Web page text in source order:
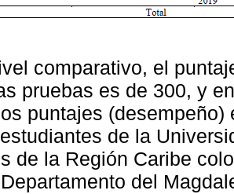
comparativo, el
pruebas es de 300, y
puntajes
de la
de la Región Caribe
del